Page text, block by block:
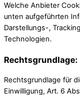
Welche Anbieter
unten aufgeführten
Darstellungs-,
Technologien.
Rechtsgrundlage:
Rechtsgrundlage für
Einwilligung, Art. 6